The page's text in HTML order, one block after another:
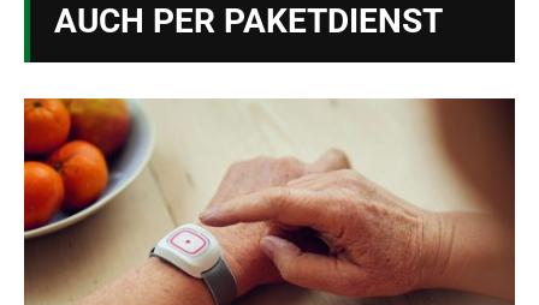
AUCH PER PAKETDIENST